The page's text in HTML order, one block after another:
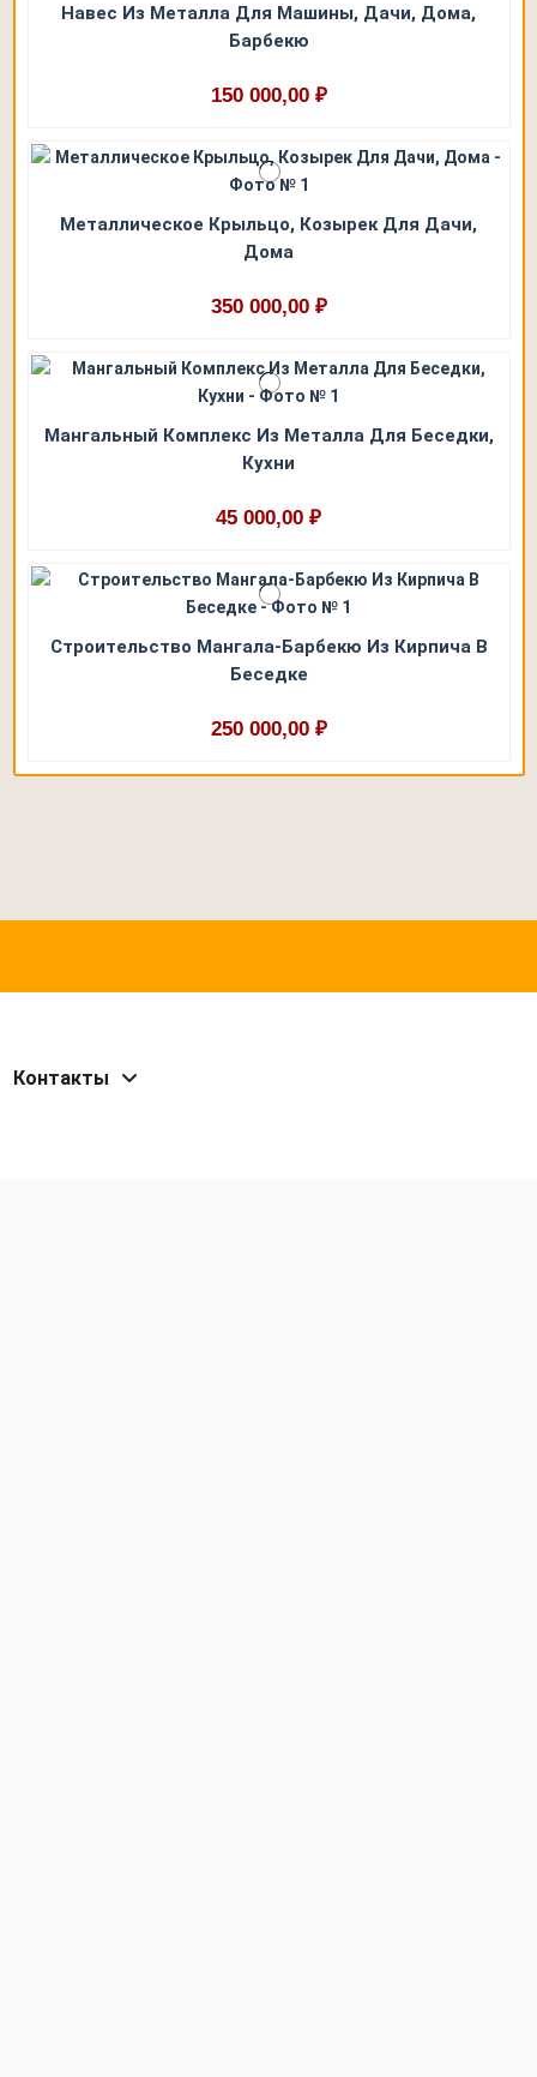
Навес Из Металла Для Машины, Дачи, Дома,
Барбекю
150 000,00 ₽
Металлическое Крыльцо, Козырек Для Дачи,
Дома
350 000,00 ₽
Мангальный Комплекс Из Металла Для Беседки,
Кухни
45 000,00 ₽
Строительство Мангала-Барбекю Из Кирпича В
Беседке
250 000,00 ₽
Контакты